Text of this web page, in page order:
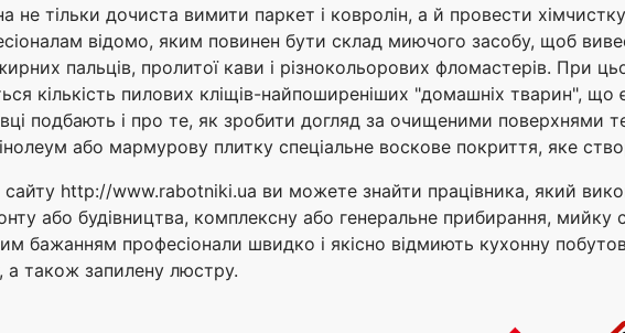
тільки дочиста вимити паркет і ковролін, а й провести хімчистку
відомо, яким повинен бути склад миючого засобу, щоб
пальців, пролитої кави і різнокольорових фломастерів. При
кількість пилових кліщів-найпоширеніших "домашніх тварин", що
подбають і про те, як зробити догляд за очищеними поверхнями
або мармурову плитку спеціальне воскове покриття, яке
http://www.rabotniki.ua ви можете знайти працівника, який
або будівництва, комплексну або генеральне прибирання, мийку
бажанням професіонали швидко і якісно відмиють кухонну
а також запилену люстру.